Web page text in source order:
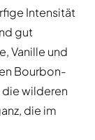
Intensität
gut
Vanille und
Bourbon-
die wilderen
die im